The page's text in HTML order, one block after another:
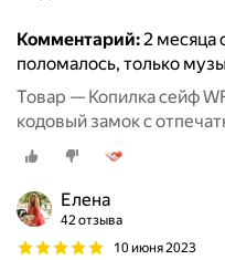
Комментарий:2 месяца
поломалось, только
Товар — Копилка сейф
кодовый замок с
купюроприемник, звук,
детская
Елена
42 отзыва
10 июня 2023